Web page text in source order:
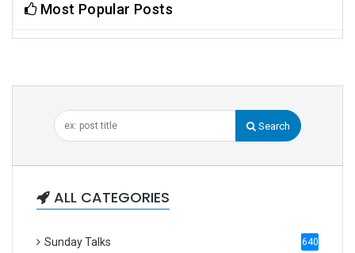
Most Popular Posts
Search
ALL CATEGORIES
Sunday Talks 640